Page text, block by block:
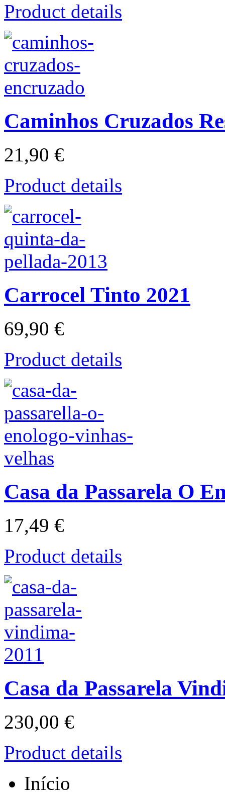
Product details
Caminhos Cruzados
21,90 €
Product details
Carrocel Tinto 2021
69,90 €
Product details
Casa da Passarela O
17,49 €
Product details
Casa da Passarela
230,00 €
Product details
Início